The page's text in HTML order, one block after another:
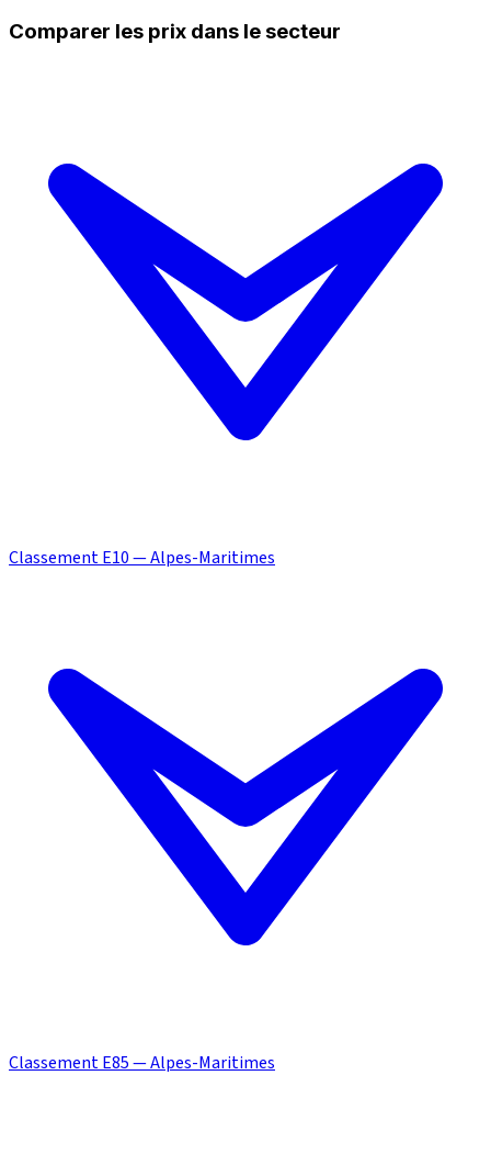
Comparer les prix dans le secteur
Classement E10 — Alpes-Maritimes
Classement E85 — Alpes-Maritimes